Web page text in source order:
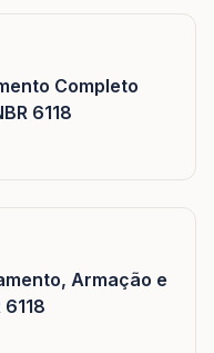
Completo
6118
Armação e